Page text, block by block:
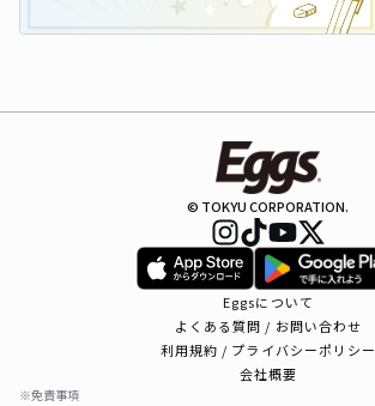
© TOKYU CORPORATION.
Eggsについて
よくある質問 / お問い合わせ
利用規約 / プライバシーポリシー
会社概要
※免責事項